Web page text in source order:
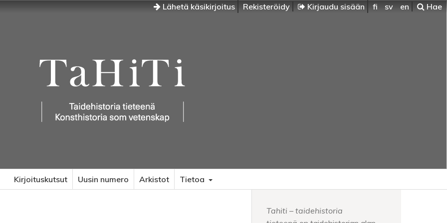
Lähetä käsikirjoitus Rekisteröidy Kirjaudu sisään fi sv en Hae
Kirjoituskutsut Uusin numero Arkistot Tietoa
Tahiti – taidehistoria